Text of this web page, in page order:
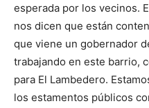
esperada por los vecinos.
nos dicen que están
que viene un gobernador
trabajando en este barrio,
para El Lambedero.
los estamentos públicos